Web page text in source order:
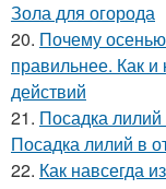
Зола для огорода
20. Почему
правильнее. Как и
действий
21. Посадка
Посадка лилий в
22. Как навсегда